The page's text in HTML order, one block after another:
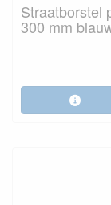
Straatborstel
300 mm